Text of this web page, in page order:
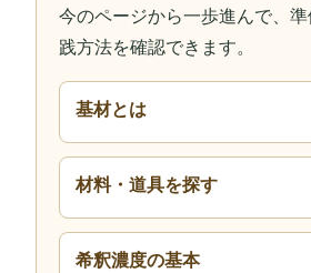
今のページから一歩進んで、
践方法を確認できます。
基材とは
材料・道具を探す
希釈濃度の基本